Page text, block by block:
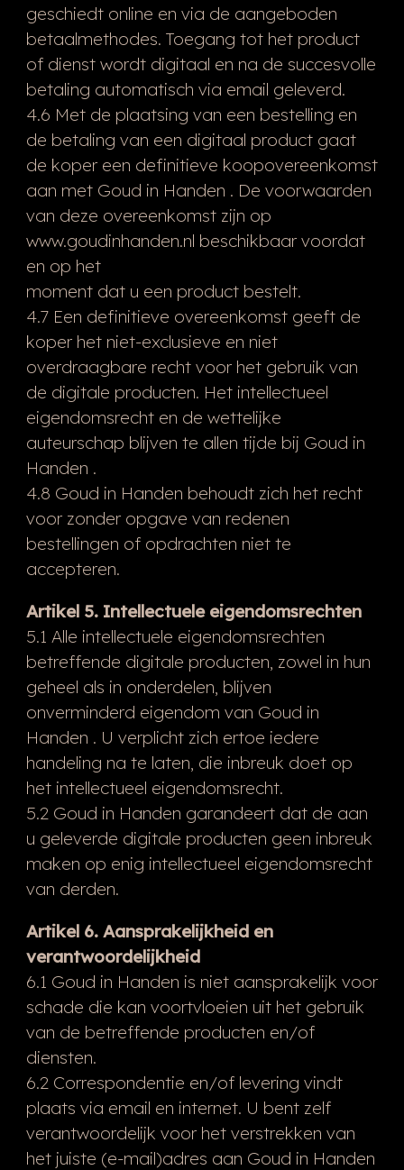
geschiedt online en via de aangeboden
betaalmethodes. Toegang tot het product
of dienst wordt digitaal en na de succesvolle
betaling automatisch via email geleverd.
4.6 Met de plaatsing van een bestelling en
de betaling van een digitaal product gaat
de koper een definitieve koopovereenkomst
aan met Goud in Handen . De voorwaarden
van deze overeenkomst zijn op
www.goudinhanden.nl beschikbaar voordat
en op het
moment dat u een product bestelt.
4.7 Een definitieve overeenkomst geeft de
koper het niet-exclusieve en niet
overdraagbare recht voor het gebruik van
de digitale producten. Het intellectueel
eigendomsrecht en de wettelijke
auteurschap blijven te allen tijde bij Goud in
Handen .
4.8 Goud in Handen behoudt zich het recht
voor zonder opgave van redenen
bestellingen of opdrachten niet te
accepteren.
Artikel 5. Intellectuele eigendomsrechten
5.1 Alle intellectuele eigendomsrechten
betreffende digitale producten, zowel in hun
geheel als in onderdelen, blijven
onverminderd eigendom van Goud in
Handen . U verplicht zich ertoe iedere
handeling na te laten, die inbreuk doet op
het intellectueel eigendomsrecht.
5.2 Goud in Handen garandeert dat de aan
u geleverde digitale producten geen inbreuk
maken op enig intellectueel eigendomsrecht
van derden.
Artikel 6. Aansprakelijkheid en
verantwoordelijkheid
6.1 Goud in Handen is niet aansprakelijk voor
schade die kan voortvloeien uit het gebruik
van de betreffende producten en/of
diensten.
6.2 Correspondentie en/of levering vindt
plaats via email en internet. U bent zelf
verantwoordelijk voor het verstrekken van
het juiste (e-mail)adres aan Goud in Handen